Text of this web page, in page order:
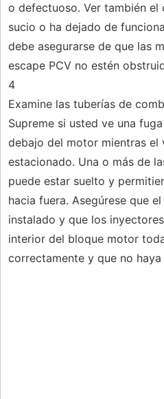
o defectuoso. Ver también el
sucio o ha dejado de
debe asegurarse de que las
escape PCV no estén
4
Examine las tuberías de
Supreme si usted ve una
debajo del motor mientras el
estacionado. Una o más de
puede estar suelto y
hacia fuera. Asegúrese que
instalado y que los
interior del bloque motor
correctamente y que no